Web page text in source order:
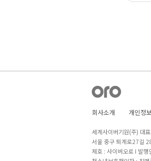
회사소개 개인정
세계사이버기원(주) 대
서울 중구 퇴계로27길
제호 : 사이버오로 I 발